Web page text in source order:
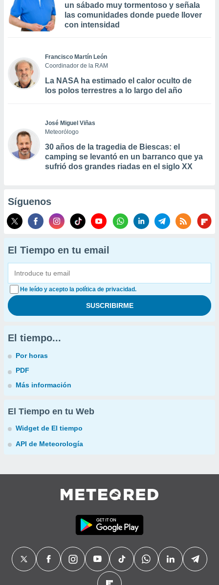
un sábado muy tormentoso y señala
las comunidades donde puede llover
con intensidad
Francisco Martín León
Coordinador de la RAM
La NASA ha estimado el calor oculto de
los polos terrestres a lo largo del año
José Miguel Viñas
Meteorólogo
30 años de la tragedia de Biescas: el
camping se levantó en un barranco que ya
sufrió dos grandes riadas en el siglo XX
Síguenos
El Tiempo en tu email
He leído y acepto la política de privacidad.
El tiempo...
Por horas
PDF
Más información
El Tiempo en tu Web
Widget de El tiempo
API de Meteorología